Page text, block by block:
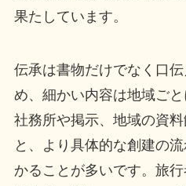
果たしています。
伝承は書物だけでなく口
め、細かい内容は地域ご
社務所や掲示、地域の資
と、より具体的な創建の
かることが多いです。旅